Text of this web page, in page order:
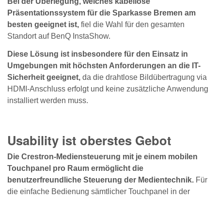
Präsentationssystem für die Sparkasse Bremen am
besten geeignet ist, fiel die Wahl für den gesamten
Standort auf BenQ InstaShow.
Diese Lösung ist insbesondere für den Einsatz in
Umgebungen mit höchsten Anforderungen an die IT-
Sicherheit geeignet, da die drahtlose Bildübertragung via
HDMI-Anschluss erfolgt und keine zusätzliche Anwendung
installiert werden muss.
Usability ist oberstes Gebot
Die Crestron-Mediensteuerung mit je einem mobilen
Touchpanel pro Raum ermöglicht die
benutzerfreundliche Steuerung der Medientechnik. Für
die einfache Bedienung sämtlicher Touchpanel in der